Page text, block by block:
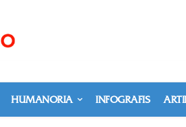
HUMANORIA INFOGRAFIS